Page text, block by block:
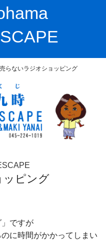
らないラジオショッピング
ピング
」ですが
に時間がかかってしまい